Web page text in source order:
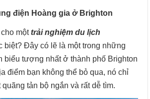
điện Hoàng gia ở Brighton
cho mộttrải nghiệm du lịch
biệt? Đây có lẽ là một trong những
biểu tượng nhất ở thành phố Brighton
điểm bạn không thể bỏ qua, nó chỉ
tản bộ ngắn và rất dễ tìm.